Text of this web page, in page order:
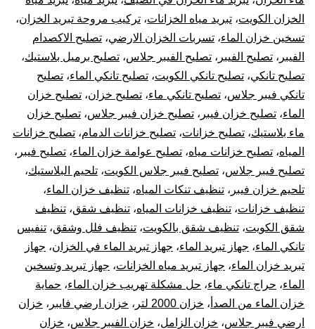
الخزان الكويت، تبريد مياه الخزانات، تركيب مروحة تبريد الخزان،
تسخين خزان الماء، تسربات الخزان الارضي، تصليح الاكصدام
الفيبر ، تصليح الفيبر ، تصليح الفيبر جلاس، تصليح برميل بلاستيك،
تصليح تانكي، تصليح تانكي الكويت، تصليح تانكي الماء، تصليح
تانكي فيبر جلاس، تصليح تانكي ماء، تصليح خزان، تصليح خزان
الماء، تصليح خزان فيبر ، تصليح خزان فيبر جلاس، تصليح خزان
ماء بلاستيك، تصليح خزانات، تصليح خزانات الدمام، تصليح خزانات
المياه، تصليح خزانات مياه، تصليح عوامة خزان الماء، تصليح فيبر ،
تصليح فيبر جلاس، تصليح فيبر جلاس الكويت، تلحيم البلاستيك،
تلحيم خزان فيبر ، تنظيف تنكات المياه، تنظيف خزان الماء،
تنظيف خزانات، تنظيف خزانات المياه، تنظيف شقق، تنظيف
شقق الكويت، تنظيف شقق بالكويت، تنظيف فلل وشقق، تنفيس
تانكي الماء، جهاز تبريد الماء، جهاز تبريد الماء في الخزان، جهاز
تبريد خزان الماء، جهاز تبريد مياه الخزانات، جهاز تبريد وتسخين
الماء، حراج تانكي ماء، حل مشكلة تهريب خزان الماء، حماية
خزان الماء من الصدأ ، خزان 2000 لتر ، خزان ارضي فايبر ، خزان
ارضي فيبر جلاس، خزان الزامل، خزان الفيبر جلاس، خزان